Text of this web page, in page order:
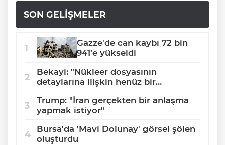
SON GELIŞMELER
Gazze'de can kaybı 72 bin
941’e yükseldi
Bekayi: "Nükleer dosyasının
detaylarına ilişkin henüz bir
Trump: "İran gerçekten bir anlaşma
yapmak istiyor"
Bursa'da 'Mavi Dolunay' görsel şölen
oluşturdu